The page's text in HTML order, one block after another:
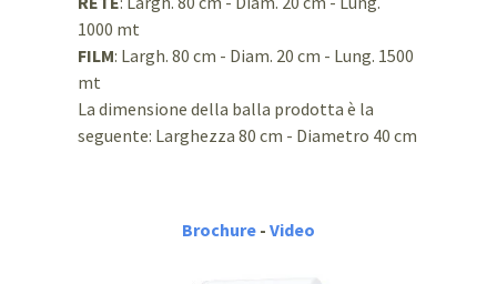
1000 mt
FILM: Largh. 80 cm - Diam. 20 cm - Lung. 1500
mt
La dimensione della balla prodotta è la
seguente: Larghezza 80 cm - Diametro 40 cm
Brochure - Video